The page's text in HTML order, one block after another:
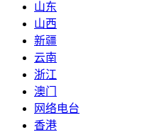
山东
山西
新疆
云南
浙江
澳门
网络电台
香港